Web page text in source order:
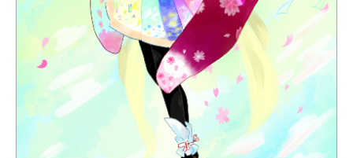
見つかる
本を飛び出して
みんなとおしゃべり
できる掲示板